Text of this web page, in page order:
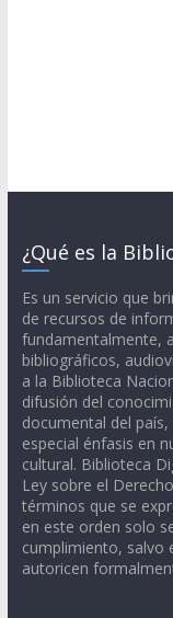
¿Qué es la
Es un servicio que
de recursos de
fundamentalmente,
bibliográficos,
a la Biblioteca
difusión del
documental del
especial énfasis en
cultural. Biblioteca
Ley sobre el
términos que se
en este orden solo
cumplimiento, salvo
autoricen